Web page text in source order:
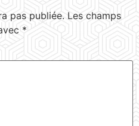
pas publiée. Les champs
*